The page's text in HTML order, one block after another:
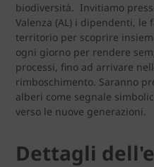
biodiversità. Invitiamo
Valenza (AL) i dipendenti, le
territorio per scoprire
ogni giorno per rendere
processi, fino ad arrivare
rimboschimento. Saranno
alberi come segnale
verso le nuove generazioni.
Dettagli